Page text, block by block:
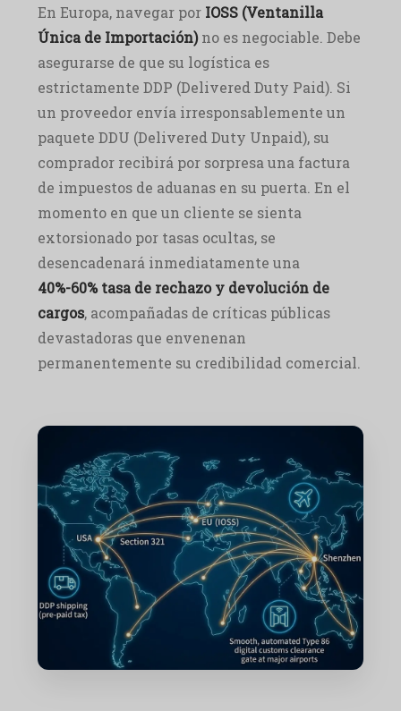
En Europa, navegar por IOSS (Ventanilla
Única de Importación)no es negociable. Debe
asegurarse de que su logística es
estrictamente DDP (Delivered Duty Paid). Si
un proveedor envía irresponsablemente un
paquete DDU (Delivered Duty Unpaid), su
comprador recibirá por sorpresa una factura
de impuestos de aduanas en su puerta. En el
momento en que un cliente se sienta
extorsionado por tasas ocultas, se
desencadenará inmediatamente una
40%-60% tasa de rechazo y devolución de
cargos, acompañadas de críticas públicas
devastadoras que envenenan
permanentemente su credibilidad comercial.